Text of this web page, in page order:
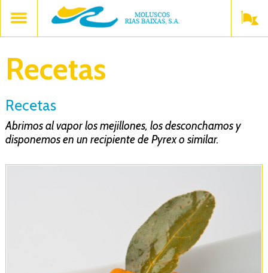
Recetas
Recetas
Abrimos al vapor los mejillones, los desconchamos y
disponemos en un recipiente de Pyrex o similar.